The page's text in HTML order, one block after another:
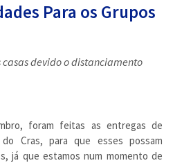
Para os Grupos
devido o distanciamento
foram feitas as entregas de
Cras, para que esses possam
já que estamos num momento de